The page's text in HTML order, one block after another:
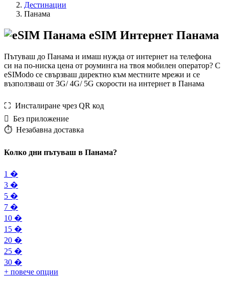
Дестинации
Панама
eSIM Интернет Панама
Пътуваш до Панама и имаш нужда от интернет на телефона
си на по-ниска цена от роуминга на твоя мобилен оператор? С
eSIModo се свързваш директно към местните мрежи и се
възползваш от 3G/ 4G/ 5G скорости на интернет в Панама
⛶️️ Инсталиране чрез QR код
️ Без приложение
⏱️️ Незабавна доставка
Колко дни пътуваш в Панама?
1 �
3 �
5 �
7 �
10 �
15 �
20 �
25 �
30 �
+ повече опции